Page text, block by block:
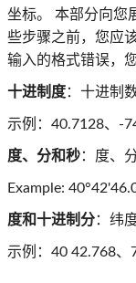
坐标。 本部分向您
些步骤之前，您应
输入的格式错误，
十进制度：十进制
示例：40.7128、-
度、分和秒：度、
Example:
度和十进制分：纬
示例：40 42.768、